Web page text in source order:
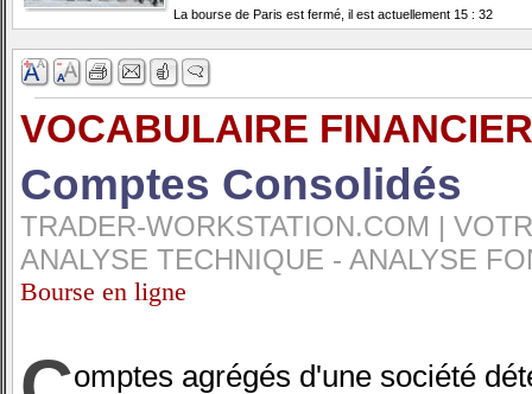
La bourse de Paris est fermé, il est actuellement 15 : 32
VOCABULAIRE
Comptes Consolidés
TRADER-WORKSTATION.COM |
ANALYSE TECHNIQUE - ANALYSE
Bourse en ligne
omptes agrégés d'une société